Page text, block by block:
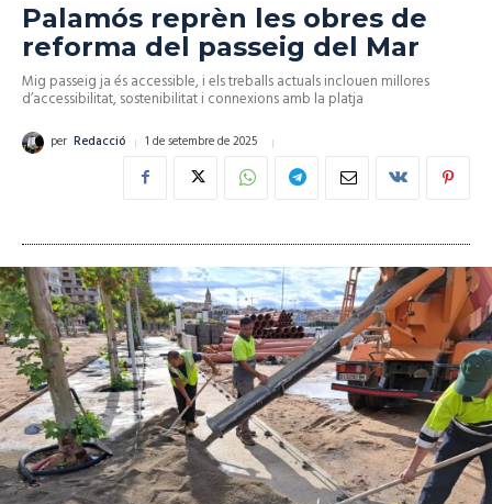
Palamós reprèn les obres de
reforma del passeig del Mar
Mig passeig ja és accessible, i els treballs actuals inclouen millores
d’accessibilitat, sostenibilitat i connexions amb la platja
per Redacció 1 de setembre de 2025